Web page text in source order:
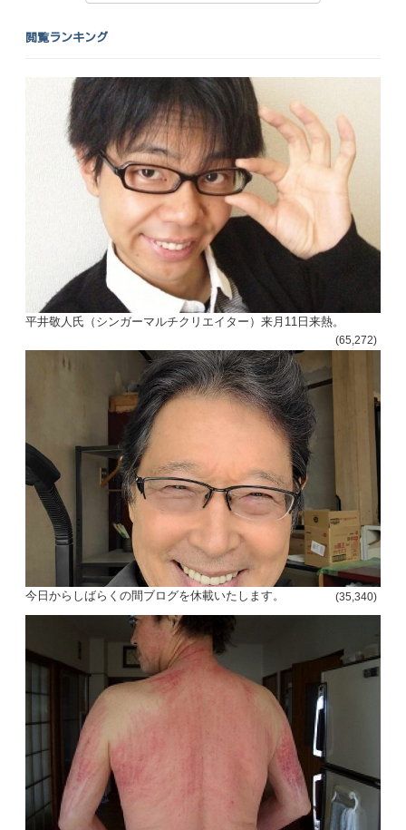
閲覧ランキング
平井敬人氏（シンガーマルチクリエイター）来月11日来熱。
(65,272)
今日からしばらくの間ブログを休載いたします。 (35,340)